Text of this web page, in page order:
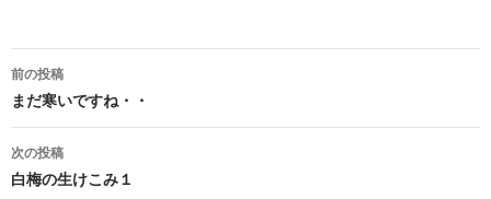
投
稿
ナ
ビ
前の投稿
まだ寒いですね・・
次の投稿
白梅の生けこみ１